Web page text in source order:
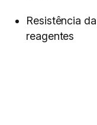
Resistência
reagentes